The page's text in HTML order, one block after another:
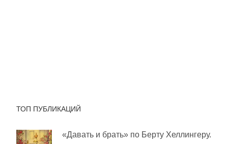
ТОП ПУБЛИКАЦИЙ
«Давать и брать» по Берту Хеллингеру.